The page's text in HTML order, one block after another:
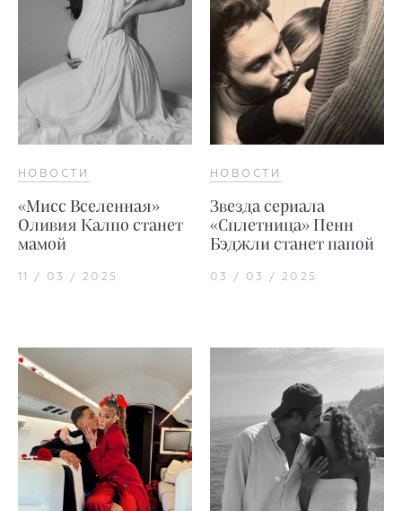
НОВОСТИ
«Мисс Вселенная»
Оливия Калпо станет
мамой
11 / 03 / 2025
НОВОСТИ
Звезда сериала
«Сплетница» Пенн
Бэджли станет папой
03 / 03 / 2025